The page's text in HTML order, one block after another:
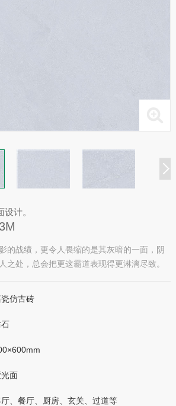
计。
的战绩，更令人畏缩的是其灰暗的一面，阴
之处，总会把更这霸道表现得更淋漓尽致。
仿古砖
面
、餐厅、厨房、玄关、过道等